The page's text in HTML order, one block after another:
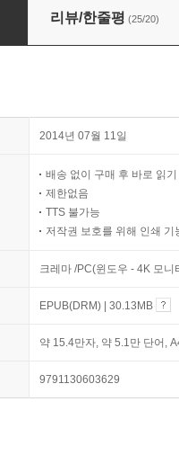
리뷰/한줄평 (25/20)
2014년 07월 11일
배송 없이 구매 후 바로 읽기
제한없음
TTS 불가능
저작권 보호를 위해 인쇄 기
크레마 /PC(윈도우 - 4K 모
EPUB(DRM) | 30.13MB
약 15.4만자, 약 5.1만 단어,
9791130603629